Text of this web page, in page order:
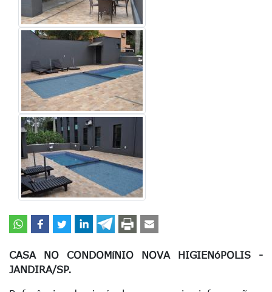
CASA NO CONDOMíNIO NOVA HIGIENóPOLIS -
JANDIRA/SP.